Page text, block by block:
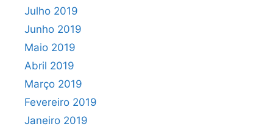
Julho 2019
Junho 2019
Maio 2019
Abril 2019
Março 2019
Fevereiro 2019
Janeiro 2019